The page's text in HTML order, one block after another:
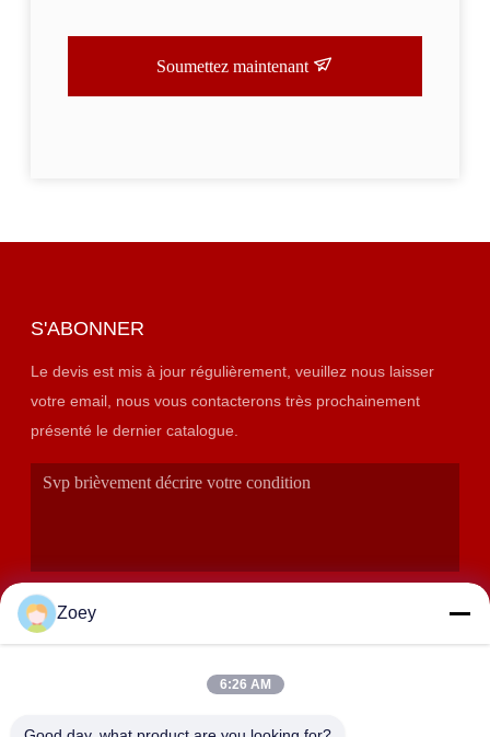
Soumettez maintenant
S'ABONNER
Le devis est mis à jour régulièrement, veuillez nous laisser
votre email, nous vous contacterons très prochainement
présenté le dernier catalogue.
SOUMETTRE
Zoey
6:26 AM